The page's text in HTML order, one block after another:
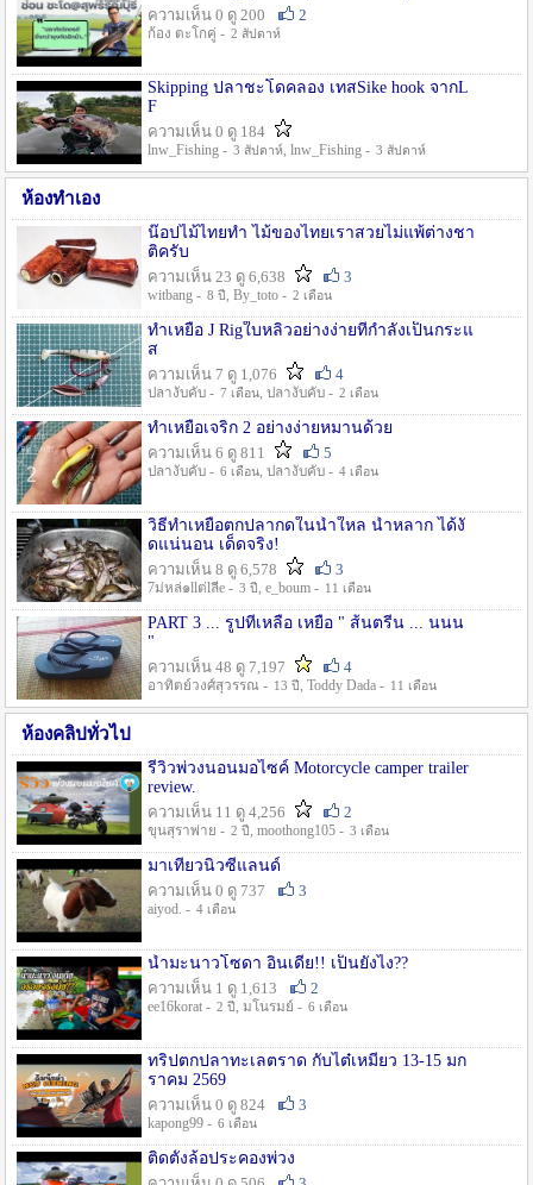
ความเห็น 0 ดู 200
2
ก้อง ตะโกคู่ - 2 สัปดาห์
Skipping ปลาชะโดคลอง เทสSike hook จากL
F
ความเห็น 0 ดู 184
lnw_Fishing - 3 สัปดาห์, lnw_Fishing - 3 สัปดาห์
ห้องทำเอง
น๊อปไม้ไทยทำ ไม้ของไทยเราสวยไม่แพ้ต่างชา
ติครับ
ความเห็น 23 ดู 6,638
3
witbang - 8 ปี , By_toto - 2 เดือน
ทำเหยื่อ J Rigใบหลิวอย่างง่ายที่กำลังเป็นกระแ
ส
ความเห็น 7 ดู 1,076
4
ปลางับคับ - 7 เดือน, ปลางับคับ - 2 เดือน
ทำเหยื่อเจริก 2 อย่างง่ายหมานด้วย
ความเห็น 6 ดู 811
5
ปลางับคับ - 6 เดือน, ปลางับคับ - 4 เดือน
วิธีทำเหยื่อตกปลากดในน้ำใหล น้ำหลาก ได้งั
ดแน่นอน เด็ดจริง!
ความเห็น 8 ดู 6,578
3
7ม่หล่๑llต่lลีe - 3 ปี , e_boum - 11 เดือน
PART 3 ... รูปที่เหลือ เหยื่อ " ส้นตรีน ... นนน
"
ความเห็น 48 ดู 7,197
4
อาทิตย์วงศ์สุวรรณ - 13 ปี , Toddy Dada - 11 เดือน
ห้องคลิปทั่วไป
รีวิวพ่วงนอนมอไซค์ Motorcycle camper trailer
review.
ความเห็น 11 ดู 4,256
2
ขุนสุราพ่าย - 2 ปี , moothong105 - 3 เดือน
มาเที่ยวนิวซีแลนด์
ความเห็น 0 ดู 737
3
aiyod. - 4 เดือน
น้ำมะนาวโซดา อินเดีย!! เป็นยังไง??
ความเห็น 1 ดู 1,613
2
ee16korat - 2 ปี , มโนรมย์ - 6 เดือน
ทริปตกปลาทะเลตราด กับไต๋เหมี่ยว 13-15 มก
ราคม 2569
ความเห็น 0 ดู 824
3
kapong99 - 6 เดือน
ติดตั้งล้อประคองพ่วง